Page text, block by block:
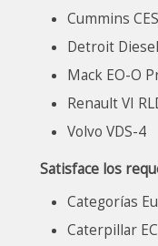
Cummins
Detroit
Mack EO-O
Renault VI
Volvo VDS-4
Satisface los
Categorías
Caterpillar